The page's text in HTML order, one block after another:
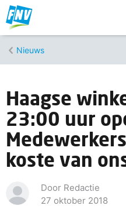
Nieuws
Haagse
23:00 uur
koste van
Door Redactie
27 oktober 2018